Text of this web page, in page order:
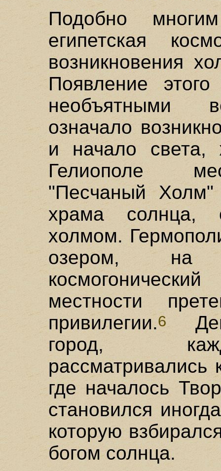
Подобно
египетская
возникновения
Появление
необъятными
означало
и начало света,
Гелиополе
"Песчаный
храма солнца,
холмом.
озером, на
местности
привилегии.6
город,
где началось
становился
которую
богом солнца.